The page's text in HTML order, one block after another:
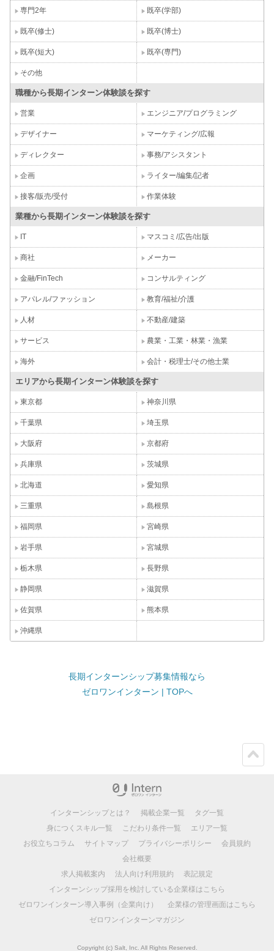
専門2年 既卒(学部)
既卒(修士) 既卒(博士)
既卒(短大) 既卒(専門)
その他
職種から長期インターン体験談を探す
営業 エンジニア/プログラミング
デザイナー マーケティング/広報
ディレクター 事務/アシスタント
企画 ライター/編集/記者
接客/販売/受付 作業体験
業種から長期インターン体験談を探す
IT マスコミ/広告/出版
商社 メーカー
金融/FinTech コンサルティング
アパレル/ファッション 教育/福祉/介護
人材 不動産/建築
サービス 農業・工業・林業・漁業
海外 会計・税理士/その他士業
エリアから長期インターン体験談を探す
東京都 神奈川県
千葉県 埼玉県
大阪府 京都府
兵庫県 茨城県
北海道 愛知県
三重県 島根県
福岡県 宮崎県
岩手県 宮城県
栃木県 長野県
静岡県 滋賀県
佐賀県 熊本県
沖縄県
長期インターンシップ募集情報なら
ゼロワンインターン | TOPへ
インターンシップとは？ 掲載企業一覧
タグ一覧
身につくスキル一覧
こだわり条件一覧
エリア一覧
お役立ちコラム
サイトマップ プライバシーポリシー
会員規約
会社概要
求人掲載案内
法人向け利用規約
表記規定
インターンシップ採用を検討している企業様はこちら
ゼロワンインターン導入事例（企業向け）
企業様の管理画面はこちら
ゼロワンインターンマガジン
Copyright (c) Salt, Inc. All Rights Reserved.